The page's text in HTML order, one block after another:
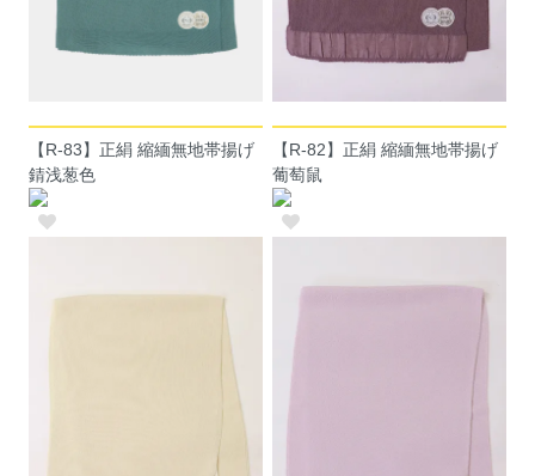
【R-83】正絹 縮緬無地帯揚げ
錆浅葱色
【R-82】正絹 縮緬無地帯揚げ
葡萄鼠